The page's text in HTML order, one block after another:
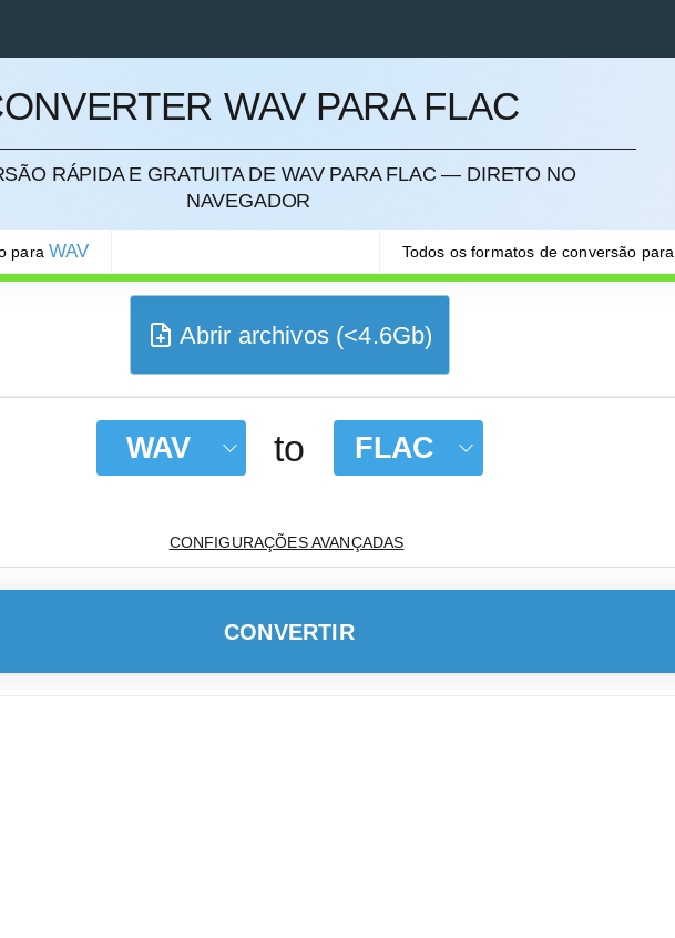
WAV PARA FLAC
RÁPIDA E GRATUITA DE WAV PARA FLAC — DIRETO NO
NAVEGADOR
paraWAV Todos os formatos de conversão para
Abrir archivos (<4.6Gb)
WAV to FLAC
CONFIGURAÇÕES AVANÇADAS
CONVERTIR